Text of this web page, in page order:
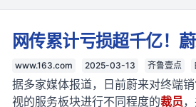
网传累计亏损超千亿！
www.163.com 2025-03-13 齐鲁壹点
据多家媒体报道，日前蔚来对终端
视的服务板块进行不同程度的裁员